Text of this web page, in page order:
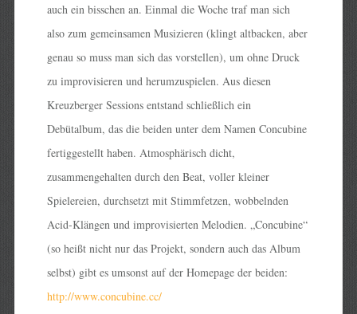
auch ein bisschen an. Einmal die Woche traf man sich
also zum gemeinsamen Musizieren (klingt altbacken, aber
genau so muss man sich das vorstellen), um ohne Druck
zu improvisieren und herumzuspielen. Aus diesen
Kreuzberger Sessions entstand schließlich ein
Debütalbum, das die beiden unter dem Namen Concubine
fertiggestellt haben. Atmosphärisch dicht,
zusammengehalten durch den Beat, voller kleiner
Spielereien, durchsetzt mit Stimmfetzen, wobbelnden
Acid-Klängen und improvisierten Melodien. „Concubine“
(so heißt nicht nur das Projekt, sondern auch das Album
selbst) gibt es umsonst auf der Homepage der beiden:
http://www.concubine.cc/